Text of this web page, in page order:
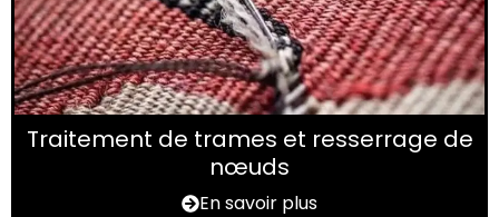
Traitement de trames et resserrage de
nœuds
En savoir plus